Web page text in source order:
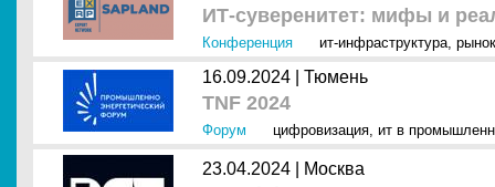
ИТ-суверенитет: мифы и
Конференция ит-инфраструктура,
16.09.2024 | Тюмень
TNF 2024
Форум цифровизация, ит в
23.04.2024 | Москва